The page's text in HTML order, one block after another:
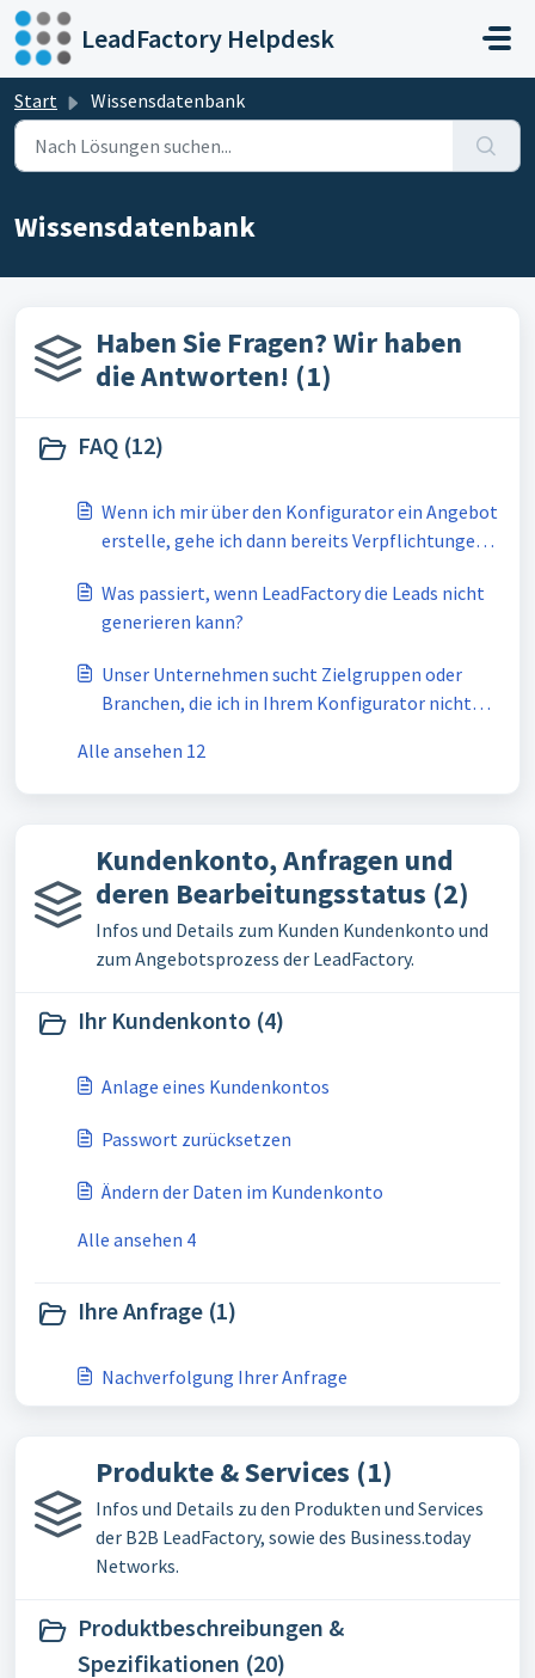
Zum hauptsächlichen Inhalt gehen
LeadFactory Helpdesk
Start Wissensdatenbank
Wissensdatenbank
Haben Sie Fragen? Wir haben
die Antworten! (1)
FAQ (12)
Wenn ich mir über den Konfigurator ein Angebot
erstelle, gehe ich dann bereits Verpflichtungen
Was passiert, wenn LeadFactory die Leads nicht
generieren kann?
Unser Unternehmen sucht Zielgruppen oder
Branchen, die ich in Ihrem Konfigurator nicht
Alle ansehen 12
Kundenkonto, Anfragen und
deren Bearbeitungsstatus (2)
Infos und Details zum Kunden Kundenkonto und
zum Angebotsprozess der LeadFactory.
Ihr Kundenkonto (4)
Anlage eines Kundenkontos
Passwort zurücksetzen
Ändern der Daten im Kundenkonto
Alle ansehen 4
Ihre Anfrage (1)
Nachverfolgung Ihrer Anfrage
Produkte & Services (1)
Infos und Details zu den Produkten und Services
der B2B LeadFactory, sowie des Business.today
Networks.
Produktbeschreibungen &
Spezifikationen (20)